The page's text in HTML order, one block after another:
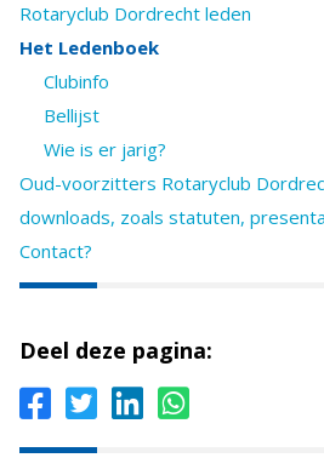
Rotaryclub Dordrecht leden
Het Ledenboek
Clubinfo
Bellijst
Wie is er jarig?
Oud-voorzitters Rotaryclub
downloads, zoals statuten,
Contact?
Deel deze pagina: